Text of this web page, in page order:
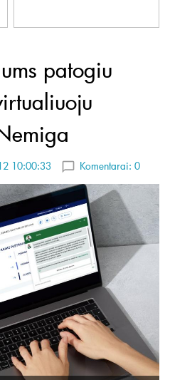
patogiu
10:00:33 Komentarai: 0